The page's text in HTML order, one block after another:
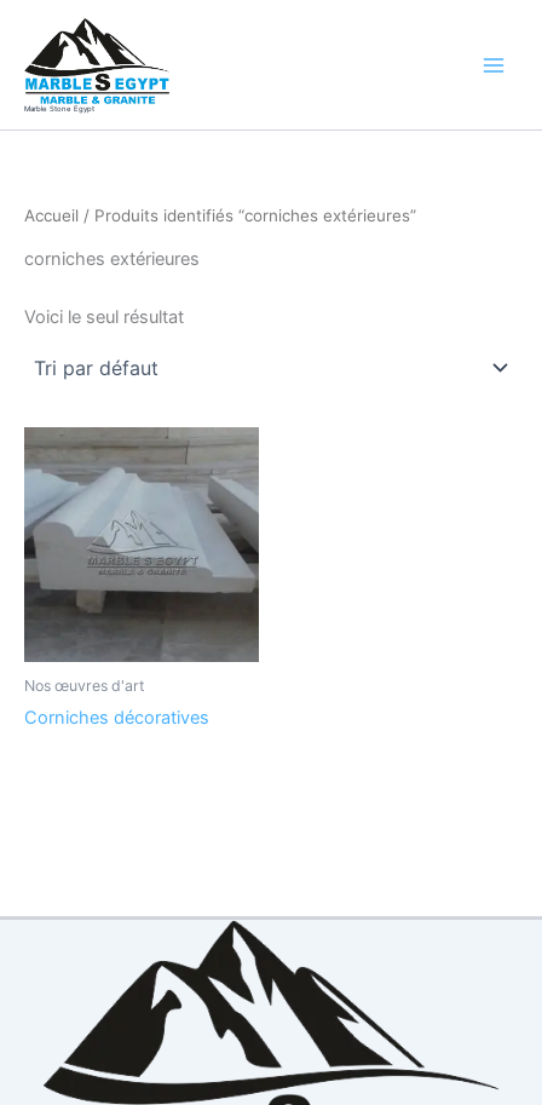
contenu
Marble Stone Egypt
Accueil / Produits identifiés “corniches extérieures”
corniches extérieures
Voici le seul résultat
Nos œuvres d'art
Corniches décoratives